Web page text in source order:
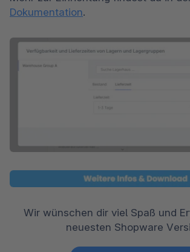
Dokumentation.
Wir wünschen dir viel Spaß und
neuesten Shopware